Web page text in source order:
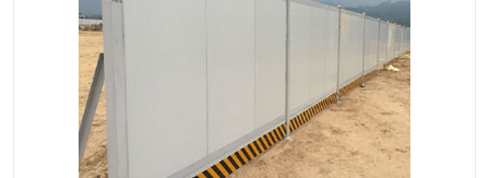
生产加工单板复合围挡 市
政围挡